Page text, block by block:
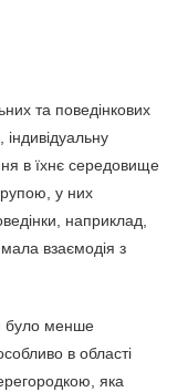
та поведінкових
в їхнє середовище
у них
наприклад,
мала взаємодія з
було менше
в області
яка